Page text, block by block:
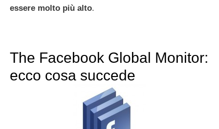
essere molto più alto.
The Facebook Global Monitor:
ecco cosa succede